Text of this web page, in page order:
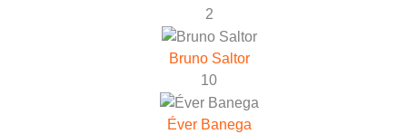
2
Bruno Saltor
10
Éver Banega